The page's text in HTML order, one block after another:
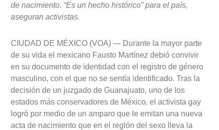
de nacimiento. “Es un hecho histórico” para el país,
aseguran activistas.
CIUDAD DE MÉXICO (VOA) — Durante la mayor parte
de su vida el mexicano Fausto Martínez debió convivir
en su documento de identidad con el registro de género
masculino, con el que no se sentía identificado. Tras la
decisión de un juzgado de Guanajuato, uno de los
estados más conservadores de México, el activista gay
logró por medio de un amparo que le emitan una nueva
acta de nacimiento que en el reglón del sexo lleva la